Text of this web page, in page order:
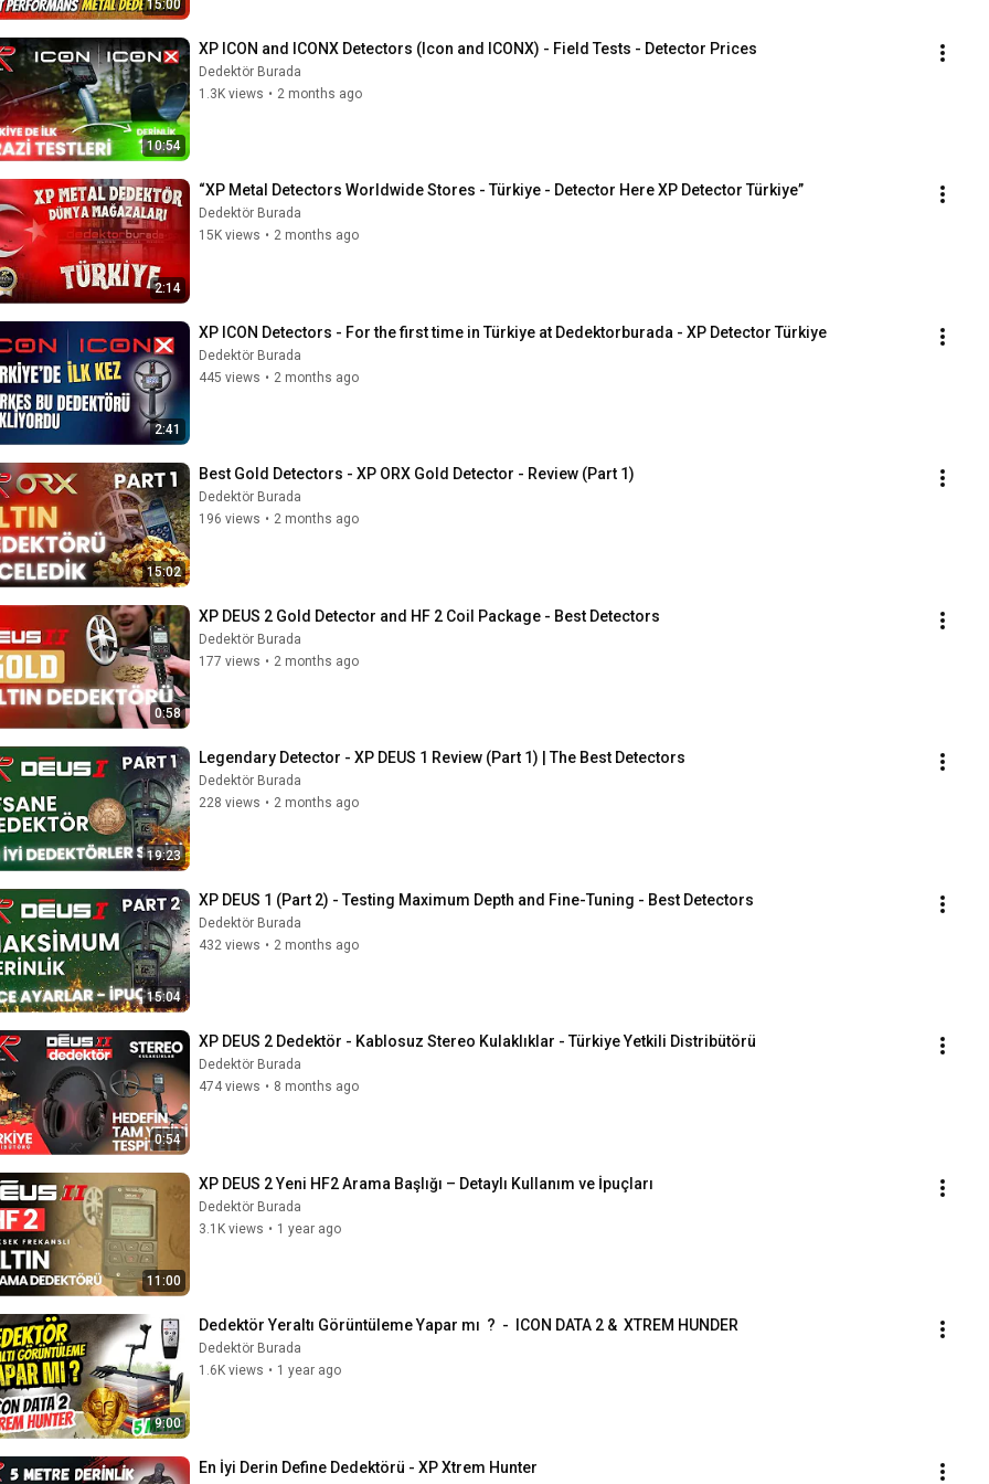
15:00
10:54
XP ICON and ICONX Detectors (Icon and ICONX) - Field Tests - Detector Prices
Dedektör Burada
1.3K views • 2 months ago
2:14
“XP Metal Detectors Worldwide Stores - Türkiye - Detector Here XP Detector Türkiye”
Dedektör Burada
15K views • 2 months ago
2:41
XP ICON Detectors - For the first time in Türkiye at Dedektorburada - XP Detector Türkiye
Dedektör Burada
445 views • 2 months ago
15:02
Best Gold Detectors - XP ORX Gold Detector - Review (Part 1)
Dedektör Burada
196 views • 2 months ago
0:58
XP DEUS 2 Gold Detector and HF 2 Coil Package - Best Detectors
Dedektör Burada
177 views • 2 months ago
19:23
Legendary Detector - XP DEUS 1 Review (Part 1) | The Best Detectors
Dedektör Burada
228 views • 2 months ago
15:04
XP DEUS 1 (Part 2) - Testing Maximum Depth and Fine-Tuning - Best Detectors
Dedektör Burada
432 views • 2 months ago
0:54
XP DEUS 2 Dedektör - Kablosuz Stereo Kulaklıklar - Türkiye Yetkili Distribütörü
Dedektör Burada
474 views • 8 months ago
11:00
XP DEUS 2 Yeni HF2 Arama Başlığı – Detaylı Kullanım ve İpuçları
Dedektör Burada
3.1K views • 1 year ago
9:00
Dedektör Yeraltı Görüntüleme Yapar mı  ?  -  ICON DATA 2 &  XTREM HUNDER
Dedektör Burada
1.6K views • 1 year ago
En İyi Derin Define Dedektörü - XP Xtrem Hunter